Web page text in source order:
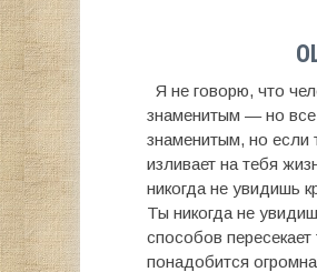
Я не говорю, что
знаменитым — но
знаменитым, но если
изливает на тебя
никогда не увидишь
Ты никогда не
способов
понадобится